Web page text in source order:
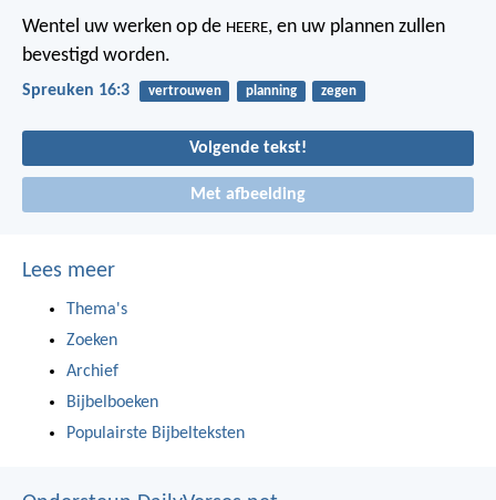
Wentel uw werken op de HEERE, en uw plannen zullen
bevestigd worden.
Spreuken 16:3 vertrouwen planning zegen
Volgende tekst!
Met afbeelding
Lees meer
Thema's
Zoeken
Archief
Bijbelboeken
Populairste Bijbelteksten